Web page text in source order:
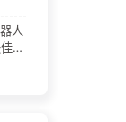
人
实